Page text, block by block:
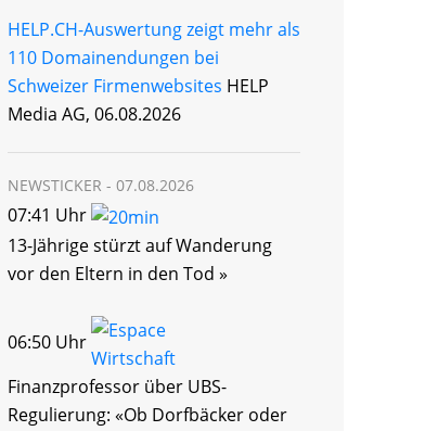
HELP.CH-Auswertung zeigt mehr als
110 Domainendungen bei
Schweizer Firmenwebsites HELP
Media AG, 06.08.2026
NEWSTICKER - 07.08.2026
07:41 Uhr
13-Jährige stürzt auf Wanderung
vor den Eltern in den Tod »
06:50 Uhr
Finanzprofessor über UBS-
Regulierung: «Ob Dorfbäcker oder